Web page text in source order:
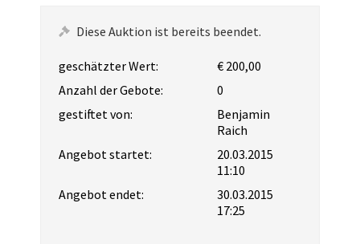
Diese Auktion ist bereits beendet.
geschätzter Wert:
€ 200,00
Anzahl der Gebote:
0
gestiftet von:
Benjamin
Raich
Angebot startet:
20.03.2015
11:10
Angebot endet:
30.03.2015
17:25